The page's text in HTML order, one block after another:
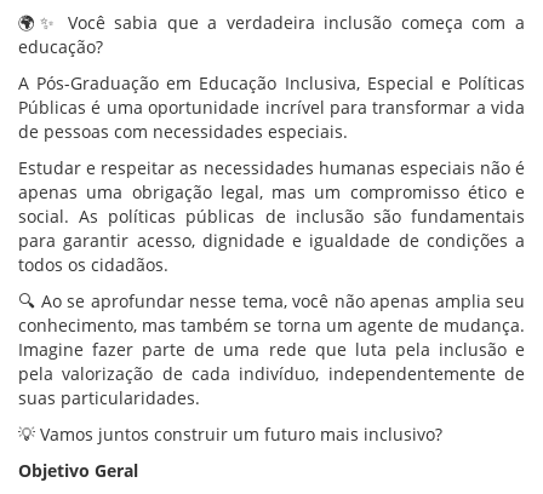
🌍✨ Você sabia que a verdadeira inclusão começa com a
educação?
A Pós-Graduação em Educação Inclusiva, Especial e Políticas
Públicas é uma oportunidade incrível para transformar a vida
de pessoas com necessidades especiais.
Estudar e respeitar as necessidades humanas especiais não é
apenas uma obrigação legal, mas um compromisso ético e
social. As políticas públicas de inclusão são fundamentais
para garantir acesso, dignidade e igualdade de condições a
todos os cidadãos.
🔍 Ao se aprofundar nesse tema, você não apenas amplia seu
conhecimento, mas também se torna um agente de mudança.
Imagine fazer parte de uma rede que luta pela inclusão e
pela valorização de cada indivíduo, independentemente de
suas particularidades.
💡 Vamos juntos construir um futuro mais inclusivo?
Objetivo Geral